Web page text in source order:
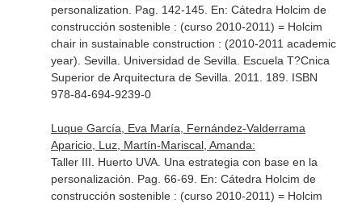
personalization. Pag. 142-145. En: Cátedra Holcim de
construcción sostenible : (curso 2010-2011) = Holcim
chair in sustainable construction : (2010-2011 academic
year) . Sevilla. Universidad de Sevilla. Escuela T?Cnica
Superior de Arquitectura de Sevilla. 2011. 189. ISBN
978-84-694-9239-0
Luque García, Eva María, Fernández-Valderrama
Aparicio, Luz, Martín-Mariscal, Amanda:
Taller III. Huerto UVA. Una estrategia con base en la
personalización. Pag. 66-69. En: Cátedra Holcim de
construcción sostenible : (curso 2010-2011) = Holcim